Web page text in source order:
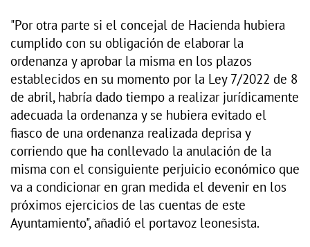
"Por otra parte si el concejal de Hacienda hubiera
cumplido con su obligación de elaborar la
ordenanza y aprobar la misma en los plazos
establecidos en su momento por la Ley 7/2022 de 8
de abril, habría dado tiempo a realizar jurídicamente
adecuada la ordenanza y se hubiera evitado el
fiasco de una ordenanza realizada deprisa y
corriendo que ha conllevado la anulación de la
misma con el consiguiente perjuicio económico que
va a condicionar en gran medida el devenir en los
próximos ejercicios de las cuentas de este
Ayuntamiento", añadió el portavoz leonesista.